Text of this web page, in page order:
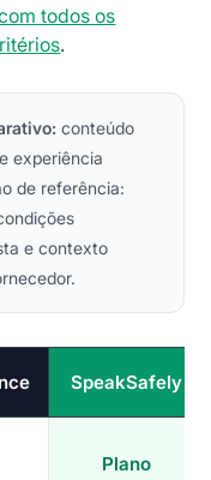
todos os
.
conteúdo
experiência
de referência:
e contexto
SpeakSafely
Plano